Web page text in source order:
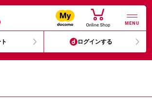
MENU
ログインする